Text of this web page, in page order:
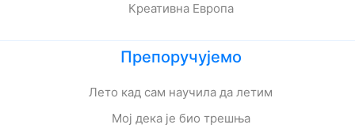
Креативна Европа
Препоручујемо
Лето кад сам научила да летим
Мој дека је био трешња